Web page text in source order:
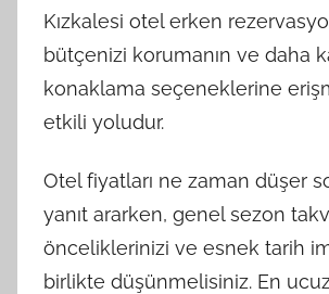
Kızkalesi otel erken
bütçenizi korumanın ve daha
konaklama seçeneklerine
etkili yoludur.
Otel fiyatları ne zaman düşer
yanıt ararken, genel sezon
önceliklerinizi ve esnek tarih
birlikte düşünmelisiniz. En